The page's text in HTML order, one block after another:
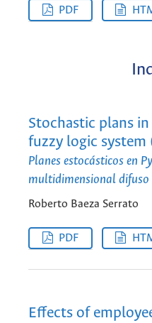
PDF
Stochastic plans
fuzzy logic system
Planes estocásticos en
multidimensional difuso
Roberto Baeza Serrato
PDF
Effects of